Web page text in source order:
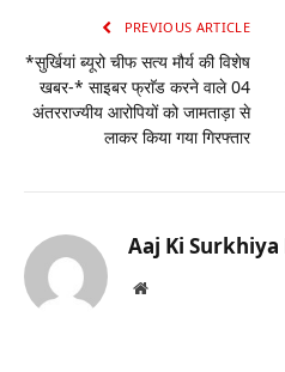
PREVIOUS ARTICLE
*सुर्खियां ब्यूरो चीफ सत्य मौर्य की विशेष
खबर-* साइबर फ्राॅड करने वाले 04
अंतरराज्यीय आरोपियों को जामताड़ा से
लाकर किया गया गिरफ्तार
Aaj Ki Surkhiya
Website